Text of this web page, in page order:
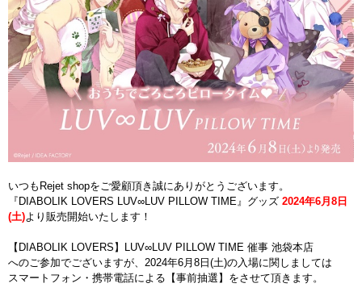
いつもRejet shopをご愛顧頂き誠にありがとうございます。
『DIABOLIK LOVERS LUV∞LUV PILLOW TIME』グッズ 2024年6月8日
(土)より販売開始いたします！
【DIABOLIK LOVERS】LUV∞LUV PILLOW TIME 催事 池袋本店
へのご参加でございますが、2024年6月8日(土)の入場に関しましては
スマートフォン・携帯電話による【事前抽選】をさせて頂きます。